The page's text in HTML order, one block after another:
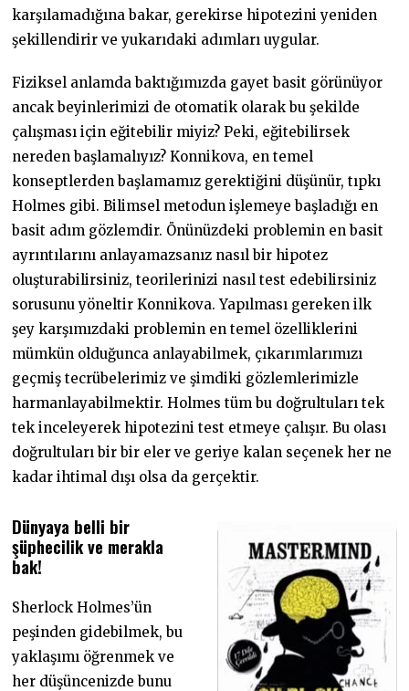
karşılamadığına bakar, gerekirse hipotezini yeniden
şekillendirir ve yukarıdaki adımları uygular.
Fiziksel anlamda baktığımızda gayet basit görünüyor
ancak beyinlerimizi de otomatik olarak bu şekilde
çalışması için eğitebilir miyiz? Peki, eğitebilirsek
nereden başlamalıyız? Konnikova, en temel
konseptlerden başlamamız gerektiğini düşünür, tıpkı
Holmes gibi. Bilimsel metodun işlemeye başladığı en
basit adım gözlemdir. Önünüzdeki problemin en basit
ayrıntılarını anlayamazsanız nasıl bir hipotez
oluşturabilirsiniz, teorilerinizi nasıl test edebilirsiniz
sorusunu yöneltir Konnikova. Yapılması gereken ilk
şey karşımızdaki problemin en temel özelliklerini
mümkün olduğunca anlayabilmek, çıkarımlarımızı
geçmiş tecrübelerimiz ve şimdiki gözlemlerimizle
harmanlayabilmektir. Holmes tüm bu doğrultuları tek
tek inceleyerek hipotezini test etmeye çalışır. Bu olası
doğrultuları bir bir eler ve geriye kalan seçenek her ne
kadar ihtimal dışı olsa da gerçektir.
Dünyaya belli bir
şüphecilik ve merakla
bak!
Sherlock Holmes’ün
peşinden gidebilmek, bu
yaklaşımı öğrenmek ve
her düşüncenizde bunu